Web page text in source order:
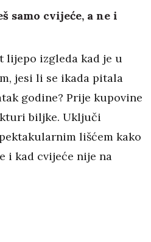
samo cvijeće, a ne i
lijepo izgleda kad je u
jesi li se ikada pitala
godine? Prije kupovine
biljke. Uključi
lišćem kako
i kad cvijeće nije na